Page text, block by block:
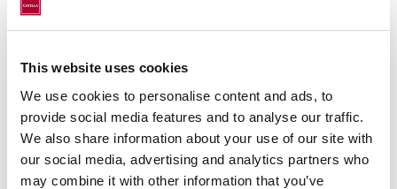
This website uses cookies
We use cookies to personalise content and ads, to
provide social media features and to analyse our traffic.
We also share information about your use of our site with
our social media, advertising and analytics partners who
may combine it with other information that you’ve
och säljaren är privat.
Affären avser fastigheten Gjuteriet 22, med
73 hyreslägenheter samt därutöver 1 lokal.
Den totala uthyrningsbara arean i projektet
är 3 854 kvm, varav 337 kvm lokal.